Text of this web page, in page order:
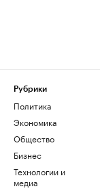
Рубрики
Политика
Экономика
Общество
Бизнес
Технологии и
медиа